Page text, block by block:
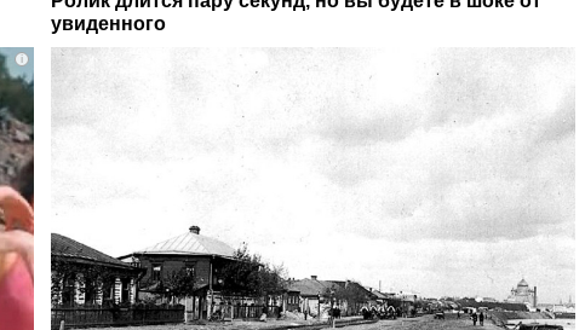
увиденного
i